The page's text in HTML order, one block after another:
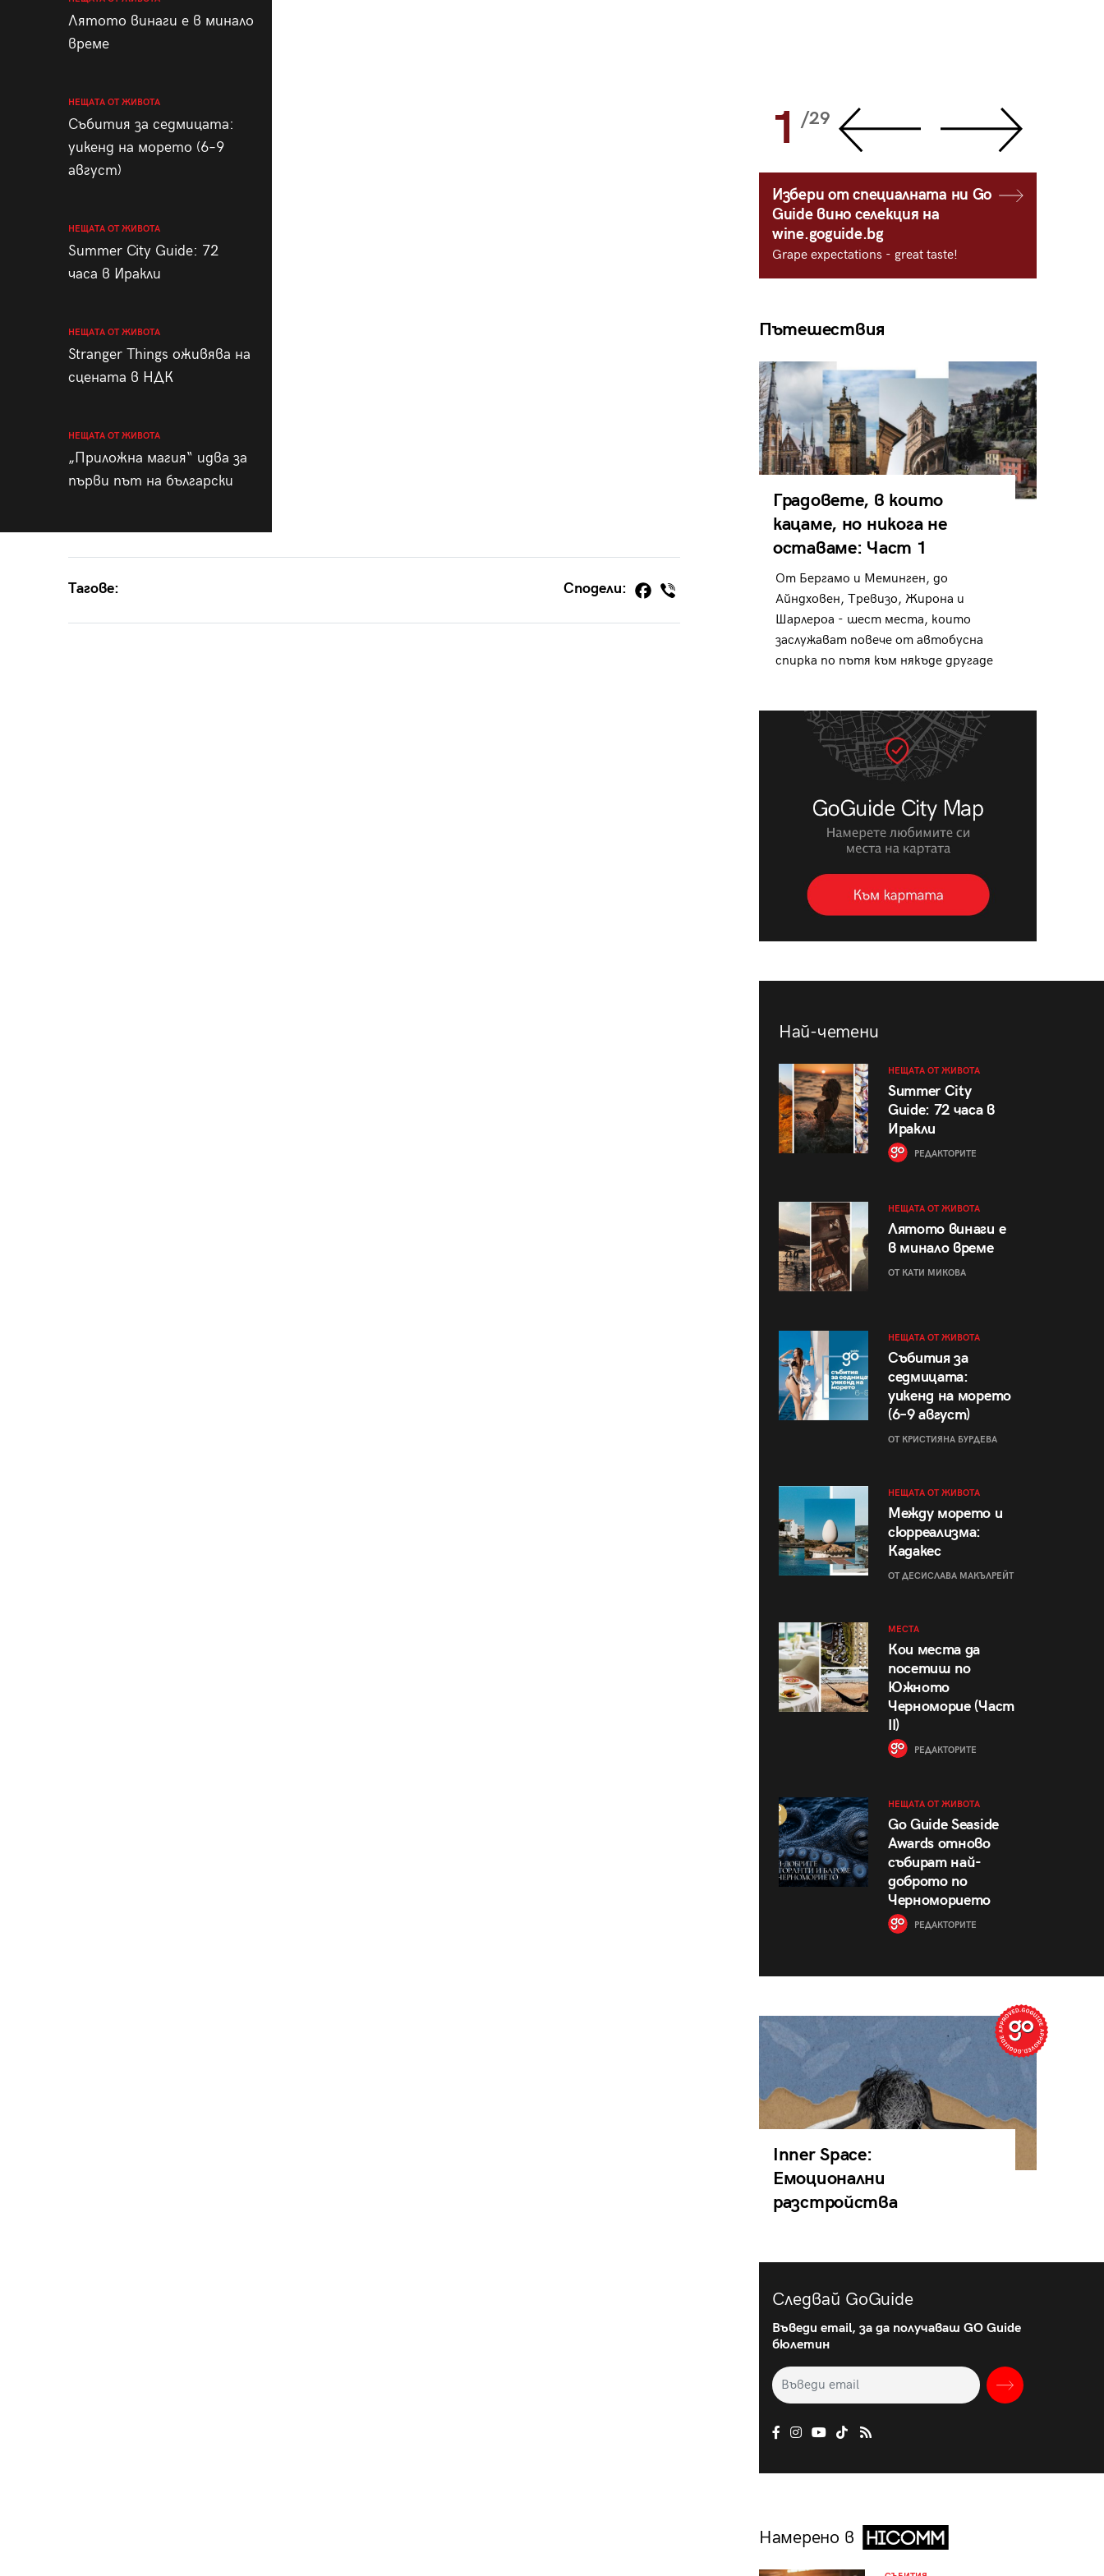
Лятото винаги е в минало
време
НЕЩАТА ОТ ЖИВОТА
Събития за седмицата:
уикенд на морето (6–9
август)
НЕЩАТА ОТ ЖИВОТА
Summer City Guide: 72
часа в Иракли
НЕЩАТА ОТ ЖИВОТА
Stranger Things оживява на
сцената в НДК
НЕЩАТА ОТ ЖИВОТА
„Приложна магия“ идва за
първи път на български
Тагове: Сподели:
28 1 /29
Избери от специалната ни Go
Guide вино селекция на
wine.goguide.bg
Grape expectations - great taste!
Пътешествия
Градовете, в които
кацаме, но никога не
оставаме: Част 1
От Бергамо и Меминген, до
Айндховен, Тревизо, Жирона и
Шарлероа - шест места, които
заслужават повече от автобусна
спирка по пътя към някъде другаде
Най-четени
НЕЩАТА ОТ ЖИВОТА
Summer City
Guide: 72 часа в
Иракли
РЕДАКТОРИТЕ
НЕЩАТА ОТ ЖИВОТА
Лятото винаги е
в минало време
ОТ КАТИ МИКОВА
НЕЩАТА ОТ ЖИВОТА
Събития за
седмицата:
уикенд на морето
(6–9 август)
ОТ КРИСТИЯНА БУРДЕВА
НЕЩАТА ОТ ЖИВОТА
Между морето и
сюрреализма:
Кадакес
ОТ ДЕСИСЛАВА МАКЪЛРЕЙТ
МЕСТА
Кои места да
посетиш по
Южното
Черноморие (Част
II)
РЕДАКТОРИТЕ
НЕЩАТА ОТ ЖИВОТА
Go Guide Seaside
Awards отново
събират най-
доброто по
Черноморието
РЕДАКТОРИТЕ
Inner Space:
Емоционални
разстройства
Следвай GoGuide
Въведи email, за да получаваш GO Guide
бюлетин
Намерено в